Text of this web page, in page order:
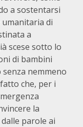
a sostentarsi
umanitaria di
a
scese sotto lo
di bambini
nemmeno
che, per i
la
parole ai